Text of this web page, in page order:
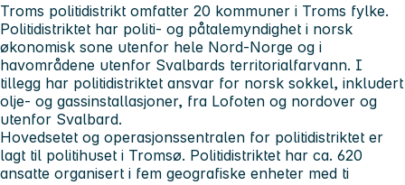
Troms politidistrikt omfatter 20 kommuner i Troms fylke.
Politidistriktet har politi- og påtalemyndighet i norsk
økonomisk sone utenfor hele Nord-Norge og i
havområdene utenfor Svalbards territorialfarvann. I
tillegg har politidistriktet ansvar for norsk sokkel, inkludert
olje- og gassinstallasjoner, fra Lofoten og nordover og
utenfor Svalbard.
Hovedsetet og operasjonssentralen for politidistriktet er
lagt til politihuset i Tromsø. Politidistriktet har ca. 620
ansatte organisert i fem geografiske enheter med ti